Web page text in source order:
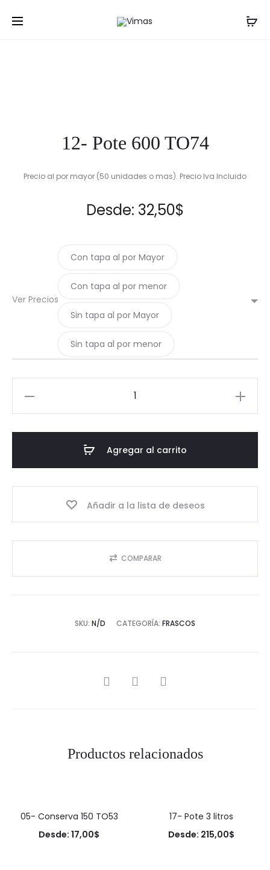
Inicio 12- Pote 600 TO74
12- Pote 600 TO74
Precio al por mayor (50 unidades o mas). Precio Iva Incluido
Desde: 32,50$
Ver Precios
Con tapa al por Mayor
Con tapa al por menor
Sin tapa al por Mayor
Sin tapa al por menor
Agregar al carrito
Añadir a la lista de deseos
COMPARAR
SKU: N/D CATEGORÍA: FRASCOS
SHARE
Productos relacionados
05- Conserva 150 TO53
Desde: 17,00$
17- Pote 3 litros
Desde: 215,00$